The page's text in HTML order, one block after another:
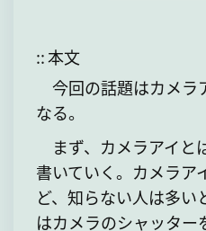
:: 本文
今回の話題はカメラ
なる。
まず、カメラアイと
書いていく。カメラア
ど、知らない人は多い
はカメラのシャッタ